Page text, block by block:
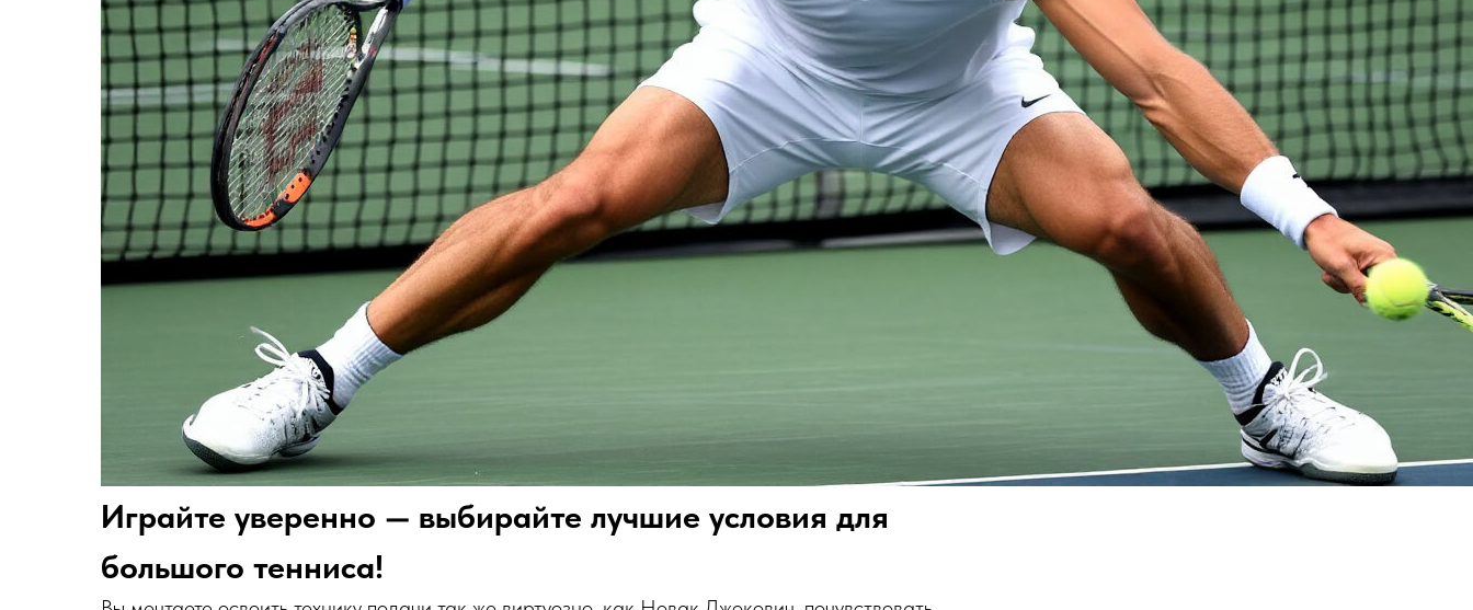
Играйте уверенно — выбирайте лучшие условия для
большого тенниса!